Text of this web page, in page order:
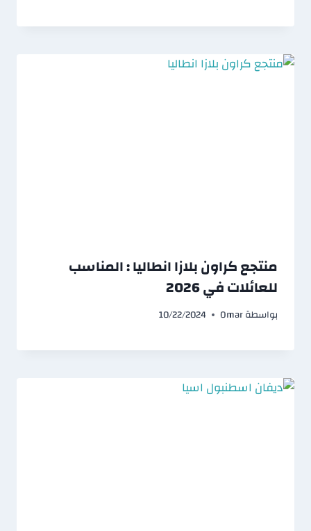
منتجع كراون بلازا انطاليا : المناسب
للعائلات في 2026
بواسطةOmar
10/22/2024